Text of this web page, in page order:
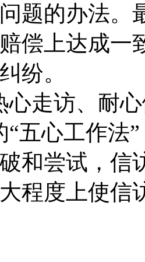
题的办法。
偿上达成一
纷。
心走访、耐
“五心工作法
和尝试，信
程度上使信